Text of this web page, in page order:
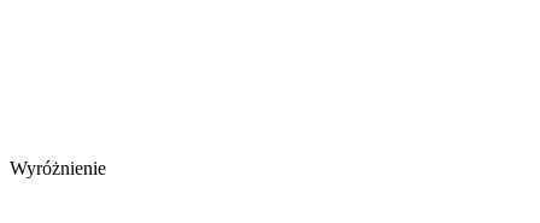
Wyróżnienie